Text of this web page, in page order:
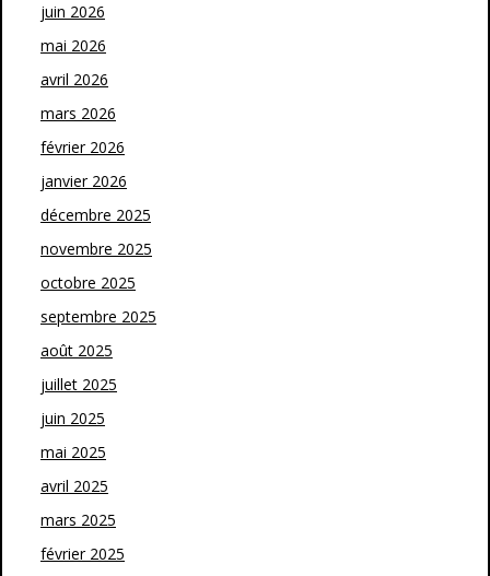
juin 2026
mai 2026
avril 2026
mars 2026
février 2026
janvier 2026
décembre 2025
novembre 2025
octobre 2025
septembre 2025
août 2025
juillet 2025
juin 2025
mai 2025
avril 2025
mars 2025
février 2025